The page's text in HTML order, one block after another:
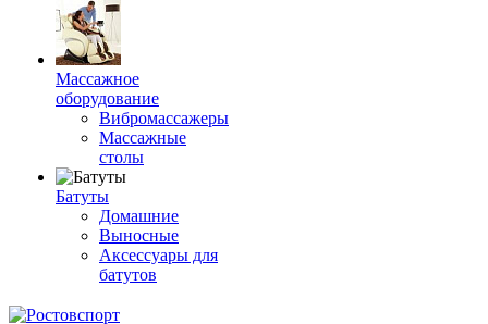
Массажное
оборудование
Вибромассажеры
Массажные
столы
Батуты
Домашние
Выносные
Аксессуары для
батутов